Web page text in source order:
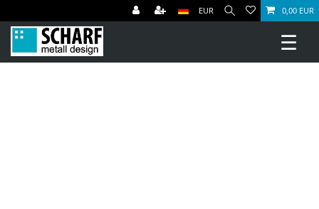
EUR 0,00 EUR
☰